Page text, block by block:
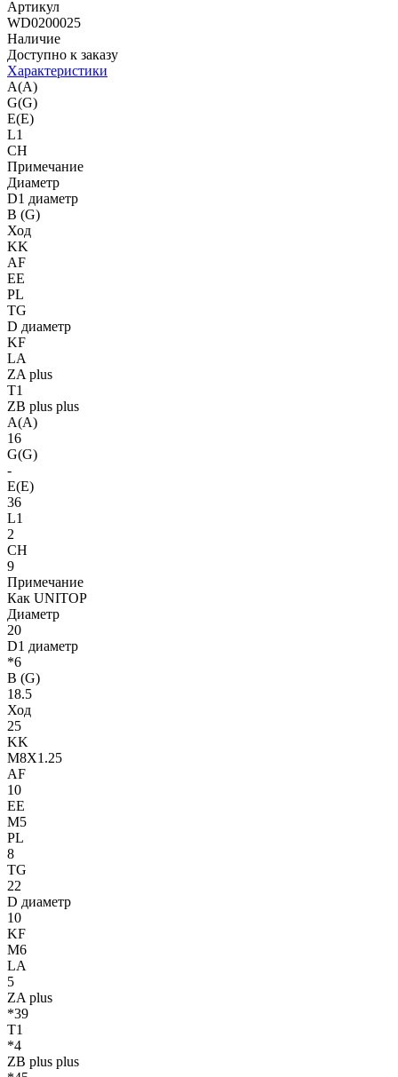
Артикул
WD0200025
Наличие
Доступно к заказу
Характеристики
A(A)
G(G)
E(E)
L1
CH
Примечание
Диаметр
D1 диаметр
B (G)
Ход
KK
AF
EE
PL
TG
D диаметр
KF
LA
ZA plus
T1
ZB plus plus
A(A)
16
G(G)
-
E(E)
36
L1
2
CH
9
Примечание
Как UNITOP
Диаметр
20
D1 диаметр
*6
B (G)
18.5
Ход
25
KK
M8X1.25
AF
10
EE
M5
PL
8
TG
22
D диаметр
10
KF
M6
LA
5
ZA plus
*39
T1
*4
ZB plus plus